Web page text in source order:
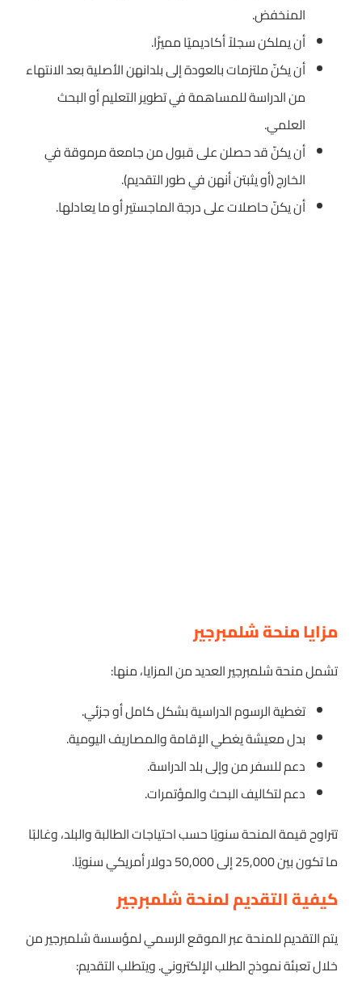
المنخفض.
أن يملكن سجلاً أكاديميًا مميزًا.
أن يكنّ ملتزمات بالعودة إلى بلدانهن الأصلية بعد الانتهاء
من الدراسة للمساهمة في تطوير التعليم أو البحث
العلمي.
أن يكنّ قد حصلن على قبول من جامعة مرموقة في
الخارج (أو يثبتن أنهن في طور التقديم).
أن يكنّ حاصلات على درجة الماجستير أو ما يعادلها.
مزايا منحة شلمبرجير
تشمل منحة شلمبرجير العديد من المزايا، منها:
تغطية الرسوم الدراسية بشكل كامل أو جزئي.
بدل معيشة يغطي الإقامة والمصاريف اليومية.
دعم للسفر من وإلى بلد الدراسة.
دعم لتكاليف البحث والمؤتمرات.
تتراوح قيمة المنحة سنويًا حسب احتياجات الطالبة والبلد، وغالبًا
ما تكون بين 25,000 إلى 50,000 دولار أمريكي سنويًا.
كيفية التقديم لمنحة شلمبرجير
يتم التقديم للمنحة عبر الموقع الرسمي لمؤسسة شلمبرجير من
خلال تعبئة نموذج الطلب الإلكتروني. ويتطلب التقديم: